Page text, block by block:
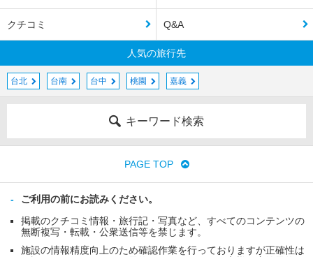
クチコミ Q&A
人気の旅行先
台北 台南 台中 桃園 嘉義
キーワード検索
PAGE TOP
ご利用の前にお読みください。
掲載のクチコミ情報・旅行記・写真など、すべてのコンテンツの
無断複写・転載・公衆送信等を禁じます。
施設の情報精度向上のため確認作業を行っておりますが正確性は